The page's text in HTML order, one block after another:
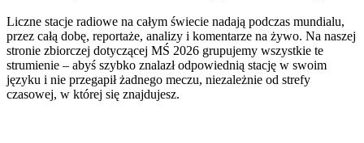
Liczne stacje radiowe na całym świecie nadają podczas mundialu,
przez całą dobę, reportaże, analizy i komentarze na żywo. Na naszej
stronie zbiorczej dotyczącej MŚ 2026 grupujemy wszystkie te
strumienie – abyś szybko znalazł odpowiednią stację w swoim
języku i nie przegapił żadnego meczu, niezależnie od strefy
czasowej, w której się znajdujesz.